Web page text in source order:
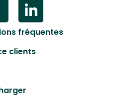
fréquentes
clients